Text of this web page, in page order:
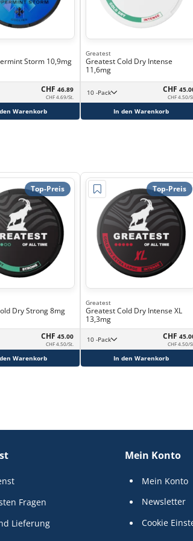
Storm 10,9mg
CHF 46.89
CHF 4.69/St.
Warenkorb
Greatest
Greatest Cold Dry Intense
11,6mg
10 -Pack CHF
CHF 4.50/
In den Warenkorb
Top-Preis
Dry Strong 8mg
CHF 45.00
CHF 4.50/St.
Warenkorb
Top-Preis
Greatest
Greatest Cold Dry Intense XL
13,3mg
10 -Pack CHF
CHF 4.50/
In den Warenkorb
Fragen
Lieferung
Mein Konto
Mein Konto
Newsletter
Cookie